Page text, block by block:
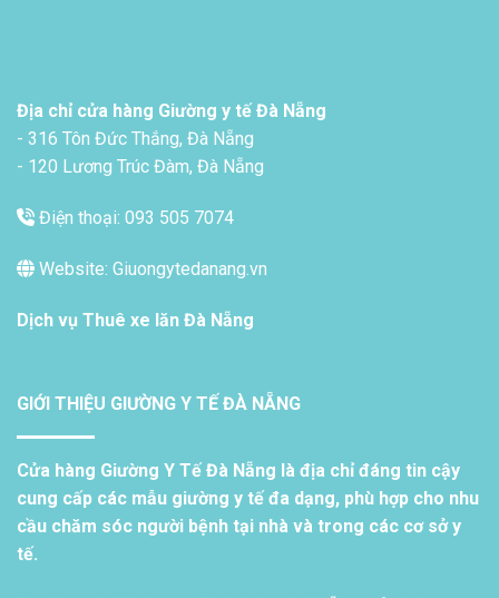
Địa chỉ cửa hàng Giường y tế Đà Nẵng
- 316 Tôn Đức Thắng, Đà Nẵng
- 120 Lương Trúc Đàm, Đà Nẵng
Điện thoại: 093 505 7074
Website: Giuongytedanang.vn
Dịch vụ Thuê xe lăn Đà Nẵng
GIỚI THIỆU GIƯỜNG Y TẾ ĐÀ NẴNG
Cửa hàng Giường Y Tế Đà Nẵng là địa chỉ đáng tin cậy
cung cấp các mẫu giường y tế đa dạng, phù hợp cho nhu
cầu chăm sóc người bệnh tại nhà và trong các cơ sở y
tế.